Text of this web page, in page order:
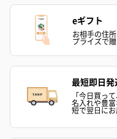
スイーツ
スイーツを同梱してお届け
eギフト
お相手の住
プライズで
最短即日発
「今日買っ
名入れや豊
短で翌日に